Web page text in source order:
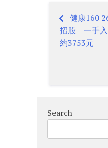
Post
健康160
招股 一手
約3753元
Search